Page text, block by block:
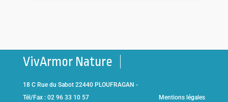
VivArmor Nature
18 C Rue du Sabot 22440 PLOUFRAGAN -
Tél/Fax : 02 96 33 10 57
Mentions légales